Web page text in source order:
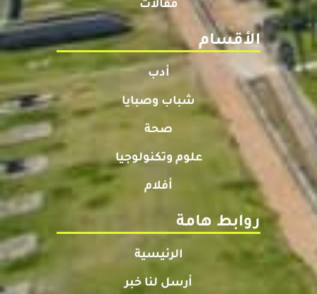
مقالات
الأقسام
أدب
شباب وصبايا
صحة
علوم وتكنولوجيا
أفلام
روابط هامة
الرئيسية
أرسل لنا خبر